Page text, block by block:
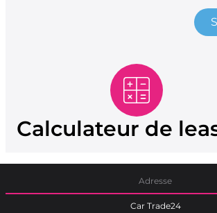
Calculateur de
Adresse
Car Trade24